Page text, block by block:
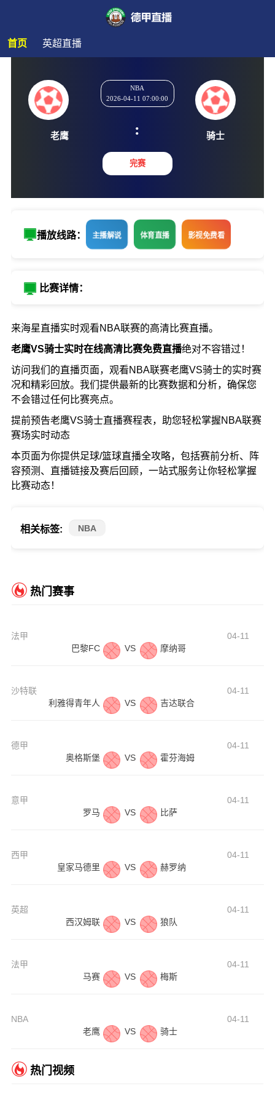
首页 英超直播
NBA
2026-04-11 07:00:00
:
完赛
播放线路： 主播解说 体育直播 影视免费看
比赛详情：
来海星直播实时观看NBA联赛的高清比赛直播。
老鹰VS骑士实时在线高清比赛免费直播绝对不容错过！
访问我们的直播页面，观看NBA联赛老鹰VS骑士的实时赛
况和精彩回放。我们提供最新的比赛数据和分析，确保您
不会错过任何比赛亮点。
提前预告老鹰VS骑士直播赛程表，助您轻松掌握NBA联赛
赛场实时动态
本页面为你提供足球/篮球直播全攻略，包括赛前分析、阵
容预测、直播链接及赛后回顾，一站式服务让你轻松掌握
比赛动态！
相关标签: NBA
热门赛事
法甲
04-11
巴黎FC
VS 摩纳哥
沙特联
04-11
利雅得青年人
VS 吉达联合
德甲
04-11
奥格斯堡
VS 霍芬海姆
意甲
04-11
罗马
VS 比萨
西甲
04-11
皇家马德里
VS 赫罗纳
英超
04-11
西汉姆联
VS 狼队
法甲
04-11
马赛
VS 梅斯
NBA
04-11
老鹰
VS 骑士
热门视频